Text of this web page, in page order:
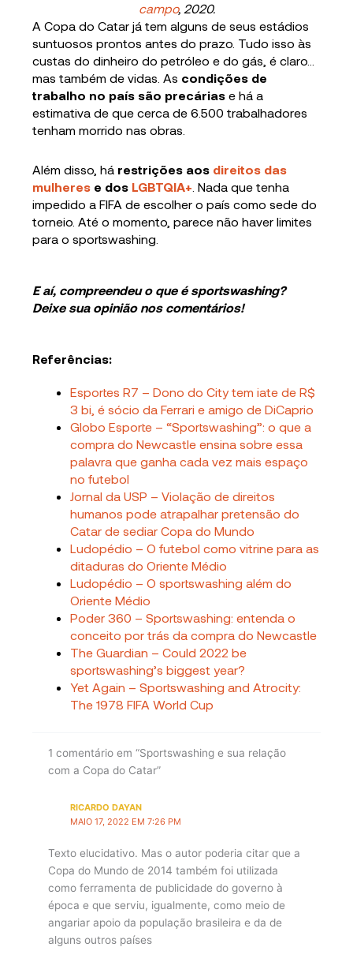
campo, 2020.
A Copa do Catar já tem alguns de seus estádios
suntuosos prontos antes do prazo. Tudo isso às
custas do dinheiro do petróleo e do gás, é claro…
mas também de vidas. As condições de
trabalho no país são precárias e há a
estimativa de que cerca de 6.500 trabalhadores
tenham morrido nas obras.
Além disso, há restrições aos direitos das
mulheres e dos LGBTQIA+ . Nada que tenha
impedido a FIFA de escolher o país como sede do
torneio. Até o momento, parece não haver limites
para o sportswashing.
E aí, compreendeu o que é sportswashing?
Deixe sua opinião nos comentários!
Referências:
Esportes R7 – Dono do City tem iate de R$
3 bi, é sócio da Ferrari e amigo de DiCaprio
Globo Esporte – “Sportswashing”: o que a
compra do Newcastle ensina sobre essa
palavra que ganha cada vez mais espaço
no futebol
Jornal da USP – Violação de direitos
humanos pode atrapalhar pretensão do
Catar de sediar Copa do Mundo
Ludopédio – O futebol como vitrine para as
ditaduras do Oriente Médio
Ludopédio – O sportswashing além do
Oriente Médio
Poder 360 – Sportswashing: entenda o
conceito por trás da compra do Newcastle
The Guardian – Could 2022 be
sportswashing’s biggest year?
Yet Again – Sportswashing and Atrocity:
The 1978 FIFA World Cup
1 comentário em “Sportswashing e sua relação
com a Copa do Catar”
RICARDO DAYAN
MAIO 17, 2022 EM 7:26 PM
Texto elucidativo. Mas o autor poderia citar que a
Copa do Mundo de 2014 também foi utilizada
como ferramenta de publicidade do governo à
época e que serviu, igualmente, como meio de
angariar apoio da população brasileira e da de
alguns outros países